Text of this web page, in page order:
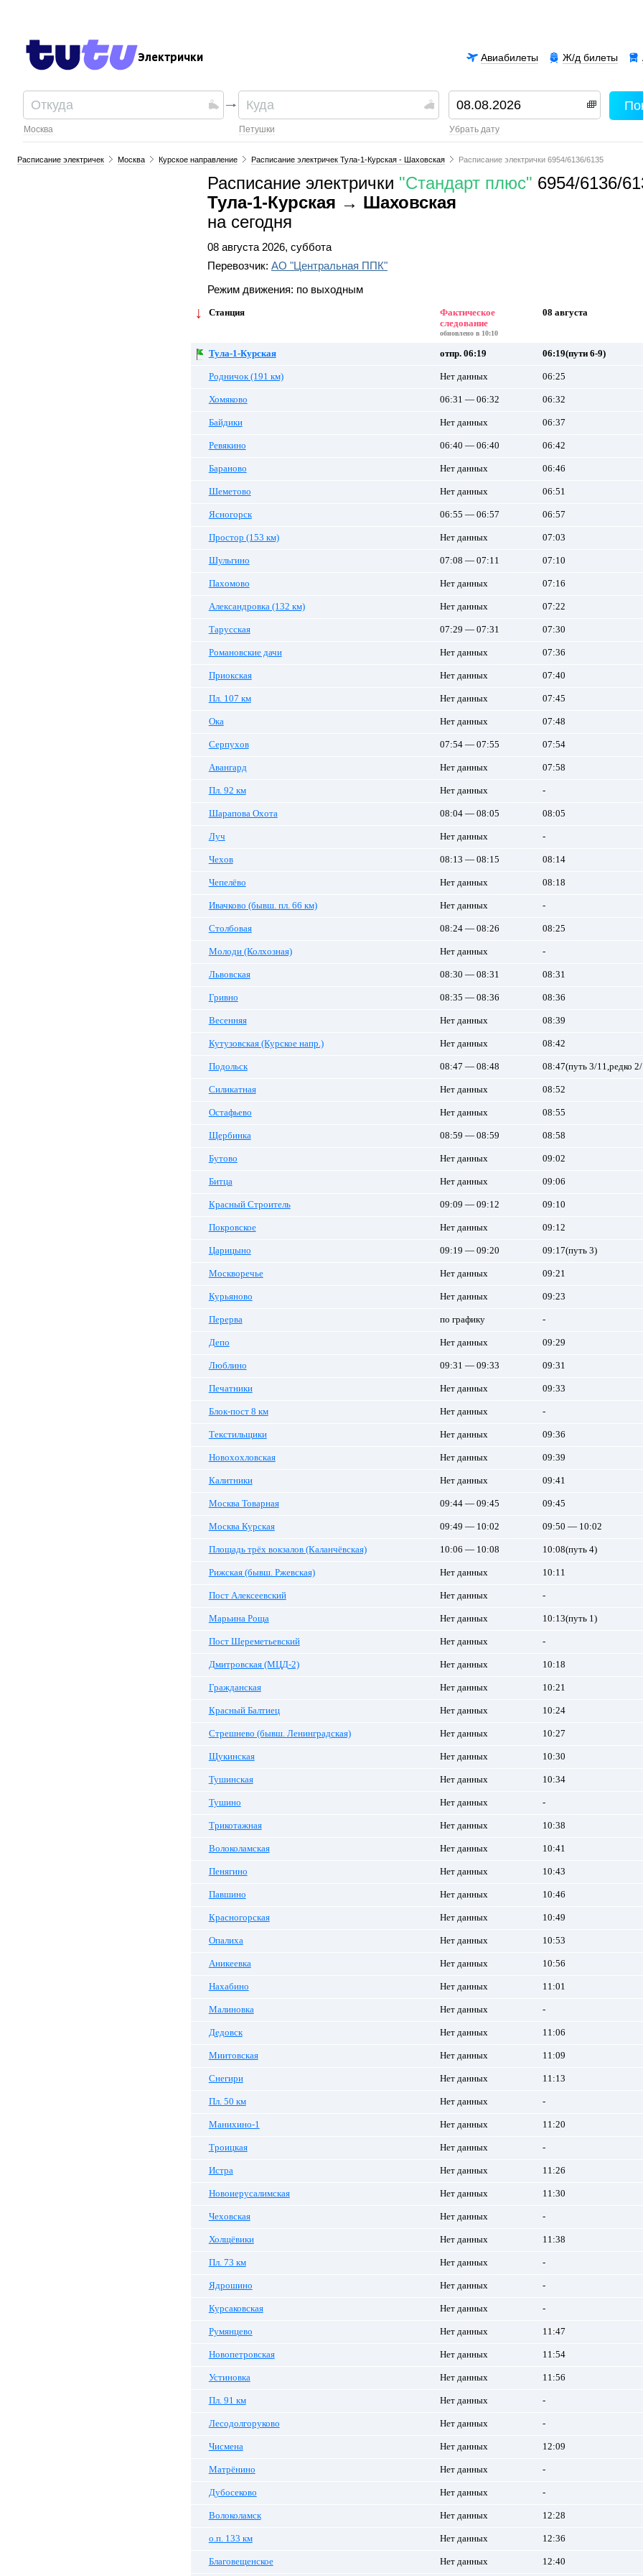
Электрички Ж/д билеты
Авиабилеты
Москва Петушки убрать дату
Расписание электричек Москва Курское направление Расписание электричек Тула-1-Курская - Шаховская Расписание электрички 6954/6136/6135
Расписание электрички "Стандарт плюс" 6954/6136/
Тула-1-Курская → Шаховская
на сегодня
08 августа 2026, суббота
Перевозчик: АО "Центральная ППК"
Режим движения: по выходным
Станция
Фактическое
следование
обновлено в 10:10
08 августа
Тула-1-Курская отпр. 06:19 06:19(пути 6-9)
Родничок (191 км) Нет данных 06:25
Хомяково 06:31 — 06:32 06:32
Байдики Нет данных 06:37
Ревякино 06:40 — 06:40 06:42
Бараново Нет данных 06:46
Шеметово Нет данных 06:51
Ясногорск 06:55 — 06:57 06:57
Простор (153 км) Нет данных 07:03
Шульгино 07:08 — 07:11 07:10
Пахомово Нет данных 07:16
Александровка (132 км) Нет данных 07:22
Тарусская 07:29 — 07:31 07:30
Романовские дачи Нет данных 07:36
Приокская Нет данных 07:40
Пл. 107 км Нет данных 07:45
Ока Нет данных 07:48
Серпухов 07:54 — 07:55 07:54
Авангард Нет данных 07:58
Пл. 92 км Нет данных -
Шарапова Охота 08:04 — 08:05 08:05
Луч Нет данных -
Чехов 08:13 — 08:15 08:14
Чепелёво Нет данных 08:18
Ивачково (бывш. пл. 66 км) Нет данных -
Столбовая 08:24 — 08:26 08:25
Молоди (Колхозная) Нет данных -
Львовская 08:30 — 08:31 08:31
Гривно 08:35 — 08:36 08:36
Весенняя Нет данных 08:39
Кутузовская (Курское напр.) Нет данных 08:42
Подольск 08:47 — 08:48 08:47(путь 3/11,редко
Силикатная Нет данных 08:52
Остафьево Нет данных 08:55
Щербинка 08:59 — 08:59 08:58
Бутово Нет данных 09:02
Битца Нет данных 09:06
Красный Строитель 09:09 — 09:12 09:10
Покровское Нет данных 09:12
Царицыно 09:19 — 09:20 09:17(путь 3)
Москворечье Нет данных 09:21
Курьяново Нет данных 09:23
Перерва по графику -
Депо Нет данных 09:29
Люблино 09:31 — 09:33 09:31
Печатники Нет данных 09:33
Блок-пост 8 км Нет данных -
Текстильщики Нет данных 09:36
Новохохловская Нет данных 09:39
Калитники Нет данных 09:41
Москва Товарная 09:44 — 09:45 09:45
Москва Курская 09:49 — 10:02 09:50 — 10:02
Площадь трёх вокзалов (Каланчёвская) 10:06 — 10:08 10:08(путь 4)
Рижская (бывш. Ржевская) Нет данных 10:11
Пост Алексеевский Нет данных -
Марьина Роща Нет данных 10:13(путь 1)
Пост Шереметьевский Нет данных -
Дмитровская (МЦД-2) Нет данных 10:18
Гражданская Нет данных 10:21
Красный Балтиец Нет данных 10:24
Стрешнево (бывш. Ленинградская) Нет данных 10:27
Щукинская Нет данных 10:30
Тушинская Нет данных 10:34
Тушино Нет данных -
Трикотажная Нет данных 10:38
Волоколамская Нет данных 10:41
Пенягино Нет данных 10:43
Павшино Нет данных 10:46
Красногорская Нет данных 10:49
Опалиха Нет данных 10:53
Аникеевка Нет данных 10:56
Нахабино Нет данных 11:01
Малиновка Нет данных -
Дедовск Нет данных 11:06
Миитовская Нет данных 11:09
Снегири Нет данных 11:13
Пл. 50 км Нет данных -
Манихино-1 Нет данных 11:20
Троицкая Нет данных -
Истра Нет данных 11:26
Новоиерусалимская Нет данных 11:30
Чеховская Нет данных -
Холщёвики Нет данных 11:38
Пл. 73 км Нет данных -
Ядрошино Нет данных -
Курсаковская Нет данных -
Румянцево Нет данных 11:47
Новопетровская Нет данных 11:54
Устиновка Нет данных 11:56
Пл. 91 км Нет данных -
Лесодолгоруково Нет данных -
Чисмена Нет данных 12:09
Матрёнино Нет данных -
Дубосеково Нет данных -
Волоколамск Нет данных 12:28
о.п. 133 км Нет данных 12:36
Благовещенское Нет данных 12:40